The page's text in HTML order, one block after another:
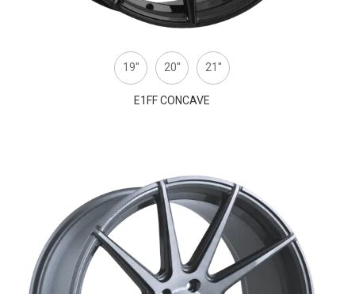
19'' 20'' 21''
E1FF CONCAVE